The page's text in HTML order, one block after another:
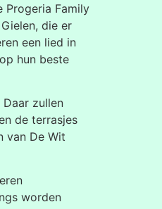
Progeria Family
die er
een lied in
hun beste
zullen
de terrasjes
van De Wit
worden